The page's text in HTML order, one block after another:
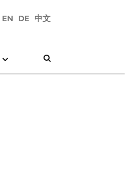
EN DE 中文